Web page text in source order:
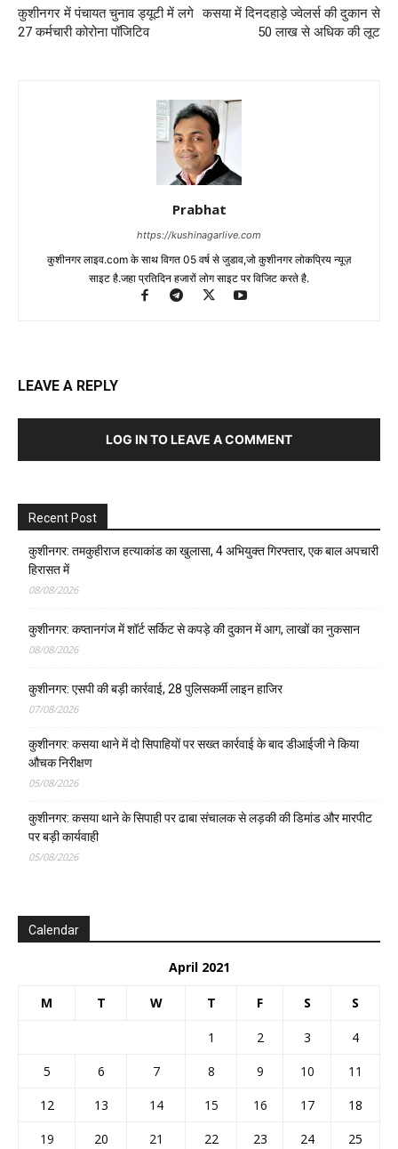
कुशीनगर में पंचायत चुनाव ड्यूटी में लगे
27 कर्मचारी कोरोना पॉजिटिव
कसया में दिनदहाड़े ज्वेलर्स की दुकान से
50 लाख से अधिक की लूट
Prabhat
https://kushinagarlive.com
कुशीनगर लाइव.com के साथ विगत 05 वर्ष से जुडाव,जो कुशीनगर लोकप्रिय न्यूज़
साइट है.जहा प्रतिदिन हजारों लोग साइट पर विजिट करते है.
LEAVE A REPLY
LOG IN TO LEAVE A COMMENT
Recent Post
कुशीनगर: तमकुहीराज हत्याकांड का खुलासा, 4 अभियुक्त गिरफ्तार, एक बाल अपचारी
हिरासत में
08/08/2026
कुशीनगर: कप्तानगंज में शॉर्ट सर्किट से कपड़े की दुकान में आग, लाखों का नुकसान
08/08/2026
कुशीनगर: एसपी की बड़ी कार्रवाई, 28 पुलिसकर्मी लाइन हाजिर
07/08/2026
कुशीनगर: कसया थाने में दो सिपाहियों पर सख्त कार्रवाई के बाद डीआईजी ने किया
औचक निरीक्षण
05/08/2026
कुशीनगर: कसया थाने के सिपाही पर ढाबा संचालक से लड़की की डिमांड और मारपीट
पर बड़ी कार्यवाही
05/08/2026
Calendar
April 2021
M T W T F S S
1 2 3
4
5
6 7 8 9 10
11
12
13 14 15 16 17
18
19
20 21 22 23 24
25